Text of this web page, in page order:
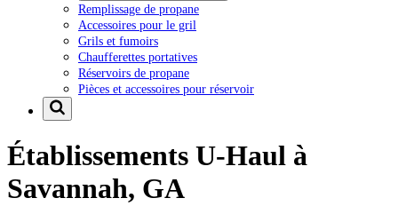
Remplissage de propane
Accessoires pour le gril
Grils et fumoirs
Chaufferettes portatives
Réservoirs de propane
Pièces et accessoires pour réservoir
Établissements U-Haul à
Savannah, GA